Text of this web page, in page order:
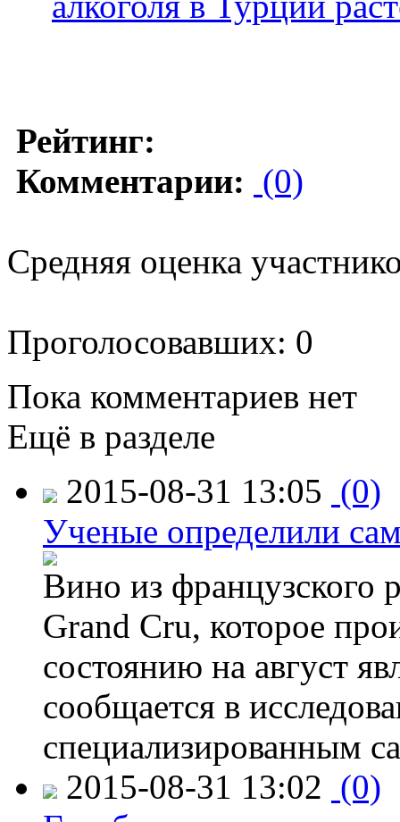
Рейтинг:
Комментарии: (0)
Средняя оценка
Проголосовавших: 0
Пока комментариев нет
Ещё в разделе
2015-08-31 13:05 (0)
Ученые определили
Вино из французского
Grand Cru, которое
состоянию на август
сообщается в
специализированным
2015-08-31 13:02 (0)